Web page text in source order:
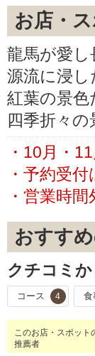
お店・
龍馬が愛し
源流に浸
紅葉の景
四季折々
・10月・
・予約受
・営業時
おすす
クチコミ
コース 4 食
このお店・スポット
推薦者